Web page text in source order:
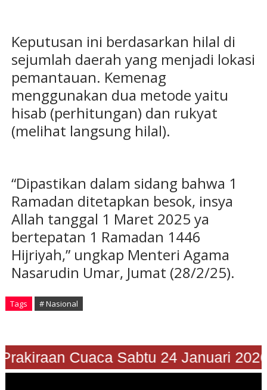
Keputusan ini berdasarkan hilal di
sejumlah daerah yang menjadi lokasi
pemantauan. Kemenag
menggunakan dua metode yaitu
hisab (perhitungan) dan rukyat
(melihat langsung hilal).
“Dipastikan dalam sidang bahwa 1
Ramadan ditetapkan besok, insya
Allah tanggal 1 Maret 2025 ya
bertepatan 1 Ramadan 1446
Hijriyah,” ungkap Menteri Agama
Nasarudin Umar, Jumat (28/2/25).
Tags # Nasional
Cuaca Sabtu 24 Januari 2026"